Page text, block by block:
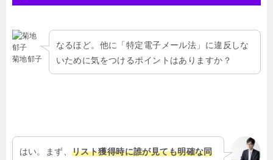
菊地郁子
なるほど。他に「特定電子メール法」に違反しな
いために気をつけるポイントはありますか？
はい。まず、リスト獲得時に誰が見ても明確な同